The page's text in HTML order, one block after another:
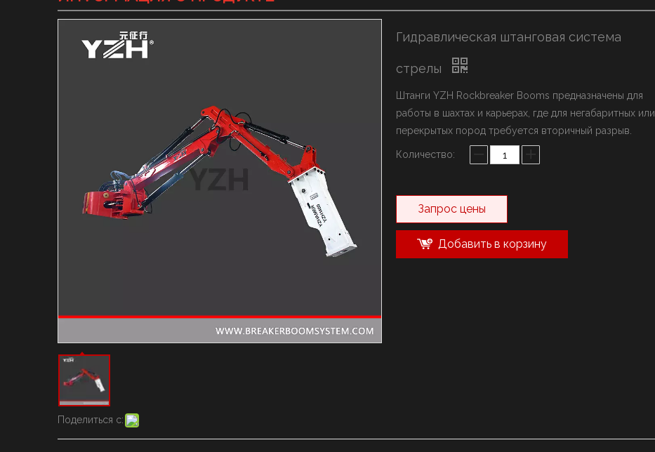
Гидравлический выключатель марки YZH
Поделиться с:
Гидравлическая штанговая система
стрелы
Штанги YZH Rockbreaker Booms предназначены для
работы в шахтах и ​​карьерах, где для негабаритных или
перекрытых пород требуется вторичный разрыв.
Количество:
Запрос цены
Добавить в корзину